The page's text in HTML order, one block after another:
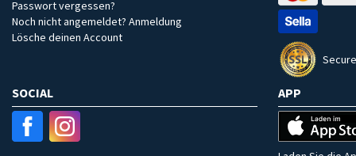
Passwort vergessen?
Noch nicht angemeldet? Anmeldung
Lösche deinen Account
SOCIAL APP